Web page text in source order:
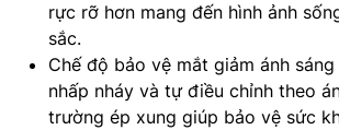
rực rỡ hơn mang đến hình ảnh
sắc.
Chế độ bảo vệ mắt giảm ánh
nhấp nháy và tự điều chỉnh theo
trường ép xung giúp bảo vệ sức